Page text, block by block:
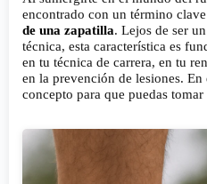
encontrado con un término
de una zapatilla. Lejos de ser
técnica, esta característica es
en tu técnica de carrera, en tu
en la prevención de lesiones.
concepto para que puedas